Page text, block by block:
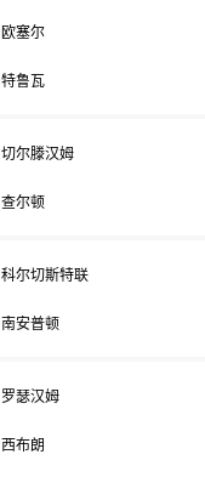
欧塞尔
特鲁瓦
切尔滕汉姆
查尔顿
科尔切斯特联
南安普顿
罗瑟汉姆
西布朗